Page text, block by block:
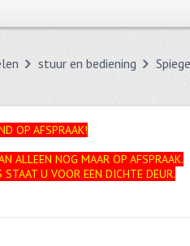
stuur en bediening
OP AFSPRAAK!
ALLEEN NOG MAAR OP AFSPRAAK.
U VOOR EEN DICHTE DEUR.